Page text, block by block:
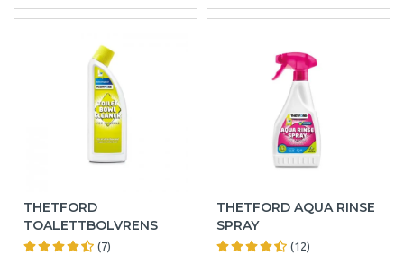
THETFORD
TOALETTBOLVRENS
(7)
THETFORD AQUA RINSE
SPRAY
(12)